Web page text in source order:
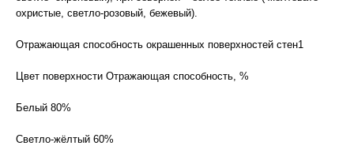
охристые, светло-розовый, бежевый).
Отражающая способность окрашенных поверхностей стен1
Цвет поверхности Отражающая способность, %
Белый 80%
Светло-жёлтый 60%